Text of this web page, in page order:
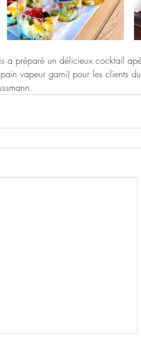
a préparé un délicieux cocktail
vapeur garni) pour les clients